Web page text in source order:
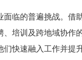
临的普遍挑战。借
培训及跨地域协
们快速融入工作并提